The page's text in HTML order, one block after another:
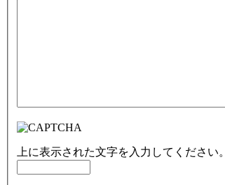
上に表示された文字を入力してください。